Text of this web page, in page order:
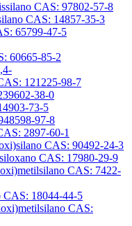
CAS: 97802-57-8
CAS: 14857-35-3
65799-47-5
60665-85-2
121225-98-7
38-0
73-5
97-8
2897-60-1
CAS: 90492-24-3
CAS: 17980-29-9
CAS: 7422-
CAS: 18044-44-5
CAS: